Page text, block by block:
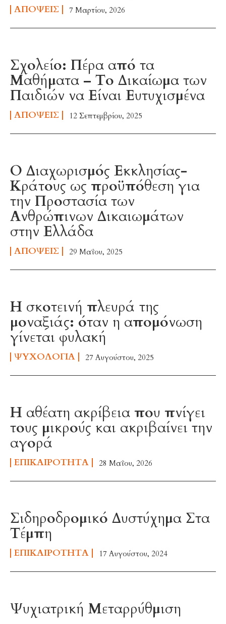
ΑΠΌΨΕΙΣ 7 Μαρτίου, 2026
Σχολείο: Πέρα από τα
Μαθήματα – Το Δικαίωμα των
Παιδιών να Είναι Ευτυχισμένα
ΑΠΌΨΕΙΣ 12 Σεπτεμβρίου, 2025
Ο Διαχωρισμός Εκκλησίας-
Κράτους ως προϋπόθεση για
την Προστασία των
Ανθρώπινων Δικαιωμάτων
στην Ελλάδα
ΑΠΌΨΕΙΣ 29 Μαΐου, 2025
Η σκοτεινή πλευρά της
μοναξιάς: όταν η απομόνωση
γίνεται φυλακή
ΨΥΧΟΛΟΓΊΑ 27 Αυγούστου, 2025
Η αθέατη ακρίβεια που πνίγει
τους μικρούς και ακριβαίνει την
αγορά
ΕΠΙΚΑΙΡΌΤΗΤΑ 28 Μαΐου, 2026
Σιδηροδρομικό Δυστύχημα Στα
Τέμπη
ΕΠΙΚΑΙΡΌΤΗΤΑ 17 Αυγούστου, 2024
Ψυχιατρική Μεταρρύθμιση